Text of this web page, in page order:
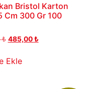
Bristol Karton
Cm 300 Gr 100
₺ 485,00₺
Ekle